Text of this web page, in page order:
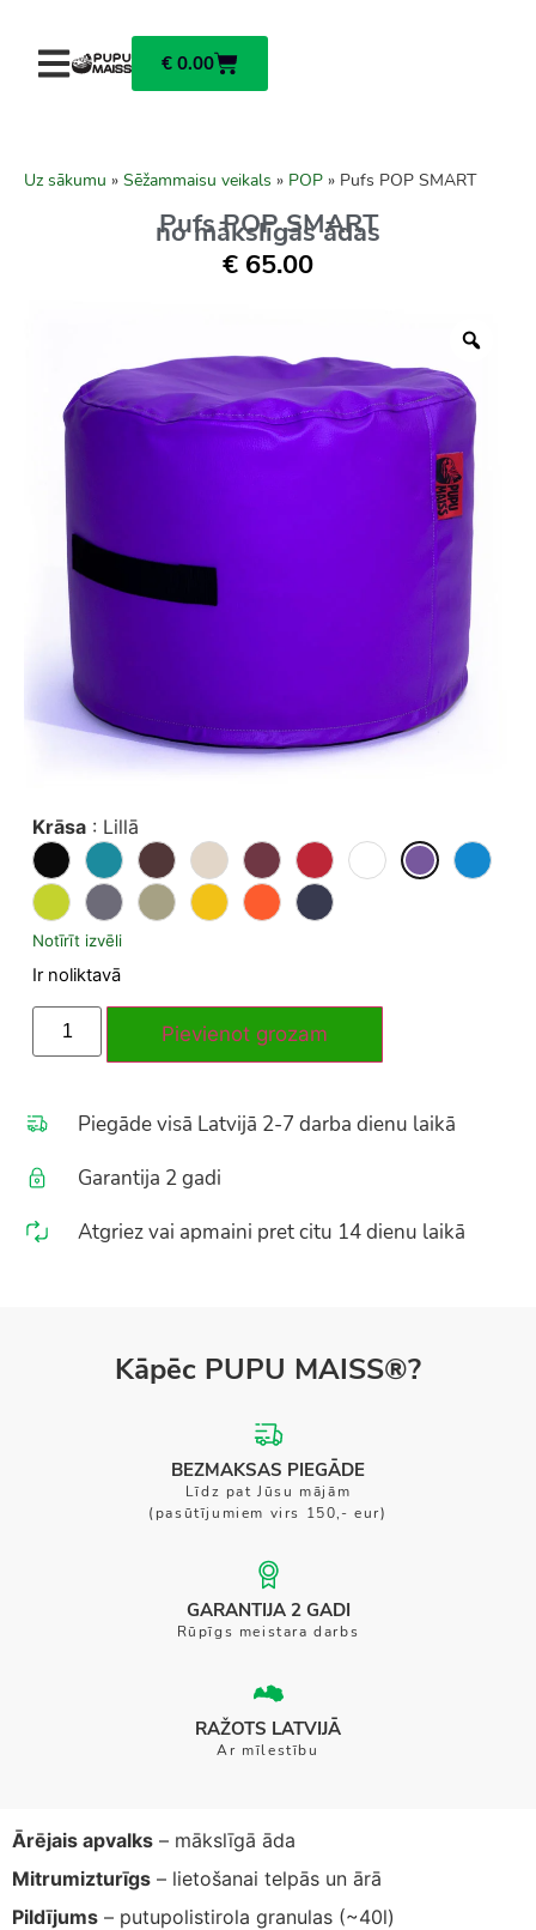
€ 0.00
Uz sākumu » Sēžammaisu veikals » POP » Pufs POP SMART
Pufs POP SMART
no mākslīgās ādas
€ 65.00
Krāsa : Lillā
Notīrīt izvēli
Ir noliktavā
Pievienot grozam
Piegāde visā Latvijā 2-7 darba dienu laikā
Garantija 2 gadi
Atgriez vai apmaini pret citu 14 dienu laikā
Kāpēc PUPU MAISS®?
BEZMAKSAS PIEGĀDE
Līdz pat Jūsu mājām
(pasūtījumiem virs 150,- eur)
GARANTIJA 2 GADI
Rūpīgs meistara darbs
RAŽOTS LATVIJĀ
Ar mīlestību
Ārējais apvalks – mākslīgā āda
Mitrumizturīgs – lietošanai telpās un ārā
Pildījums – putupolistirola granulas (~40l)